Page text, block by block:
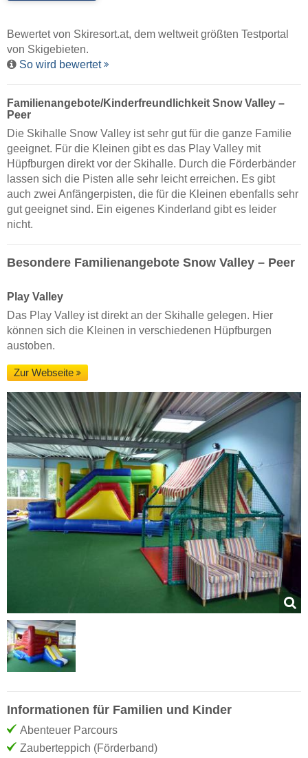
Bewertet von Skiresort.at, dem weltweit größten Testportal
von Skigebieten.
So wird bewertet
Familienangebote/Kinderfreundlichkeit Snow Valley –
Peer
Die Skihalle Snow Valley ist sehr gut für die ganze Familie
geeignet. Für die Kleinen gibt es das Play Valley mit
Hüpfburgen direkt vor der Skihalle. Durch die Förderbänder
lassen sich die Pisten alle sehr leicht erreichen. Es gibt
auch zwei Anfängerpisten, die für die Kleinen ebenfalls sehr
gut geeignet sind. Ein eigenes Kinderland gibt es leider
nicht.
Besondere Familienangebote Snow Valley – Peer
Play Valley
Das Play Valley ist direkt an der Skihalle gelegen. Hier
können sich die Kleinen in verschiedenen Hüpfburgen
austoben.
Zur Webseite
Informationen für Familien und Kinder
Abenteuer Parcours
Zauberteppich (Förderband)